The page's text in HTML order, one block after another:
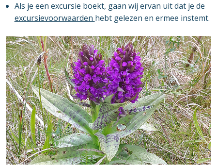
Als je een excursie boekt, gaan wij ervan uit dat je de
excursievoorwaarden hebt gelezen en ermee instemt.